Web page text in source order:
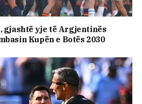
gjashtë yje të Argjentinës
Kupën e Botës 2030